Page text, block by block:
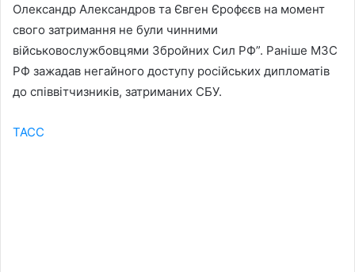
Олександр Александров та Євген Єрофєєв на момент
свого затримання не були чинними
військовослужбовцями Збройних Сил РФ”. Раніше МЗС
РФ зажадав негайного доступу російських дипломатів
до співвітчизників, затриманих СБУ.
ТАСС